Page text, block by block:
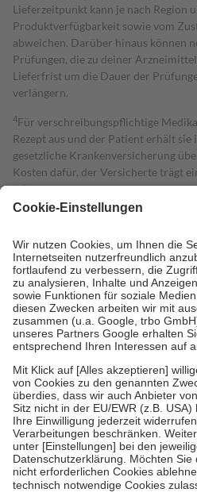
Lieferzeitpunkt kann je nach Region
Produktverfügbarkeit sowie vom
abweichen. Darüber hinaus können
Prüfungen, die zu deiner
Lieferfrist um die Dauer der
verlängern.
4Für verschreibungspflichtige
Rezept aus und der Patient erhält
gesetzliche Krankenversicherung
Kosten dafür, der Versicherte trägt
mit.
Grundsätzlich leisten Mitglieder
höchstens zehn Euro.
Es sind jedoch
Kosten der Leistung zu entrichten.
Diese Regeln gelten grundsätzlich
Bei Heilmitteln und häuslicher
Zuzahlung zehn Prozent der Kosten
Verordnung.
Um das Engagement der
stärken und die besondere Stellung
fallenkeine Zuzahlungenan bei:
• Kindern und Jugendlichen bis zum
mit Ausnahme der Fahrkosten
• Untersuchungen zur Vorsorge und
GKV getragen werden
• empfohlenen Schutzimpfungen
• Harn- und Blutteststreifen